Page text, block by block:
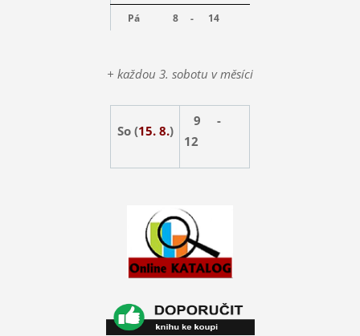
Pá
8 - 14
+ každou 3. sobotu v měsíci
So (15. 8.)
9 -
12